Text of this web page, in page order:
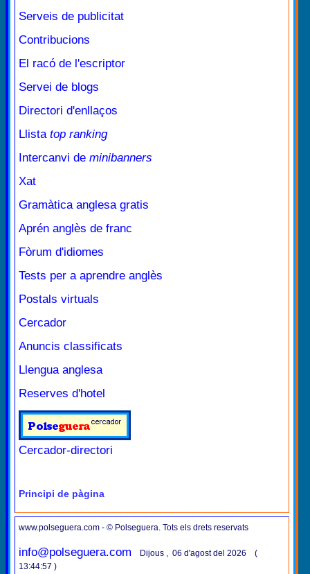
Serveis de publicitat
Contribucions
El racó de l'escriptor
Servei de blogs
Directori d'enllaços
Llista top ranking
Intercanvi de minibanners
Xat
Gramàtica anglesa gratis
Aprén anglès de franc
Fòrum d'idiomes
Tests per a aprendre anglès
Postals virtuals
Cercador
Anuncis classificats
Llengua anglesa
Reserves d'hotel
Cercador-directori
Principi de pàgina
www.polseguera.com - © Polseguera. Tots els drets reservats
info@polseguera.com
Dijous , 06 d'agost del 2026 (
13:44:57 )